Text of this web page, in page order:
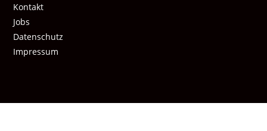
Kontakt
Jobs
Datenschutz
Impressum